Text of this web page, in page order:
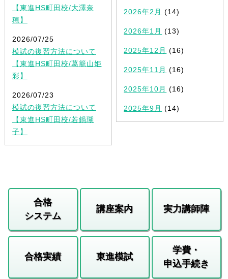
【東進HS町田校/大澤奈
穂】
2026/07/25
模試の復習方法について
【東進HS町田校/葛籠山姫
彩】
2026/07/23
模試の復習方法について
【東進HS町田校/若鍋瑚
子】
2026年2月 (14)
2026年1月 (13)
2025年12月 (16)
2025年11月 (16)
2025年10月 (16)
2025年9月 (14)
合格
システム
講座案内 実力講師陣
合格実績 東進模試
学費・
申込手続き